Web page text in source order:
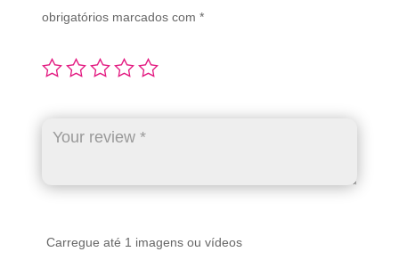
obrigatórios marcados com *
Carregue até 1 imagens ou vídeos